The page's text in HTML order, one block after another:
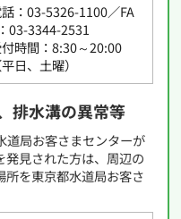
：03-5326-1100／FA
03-3344-2531
時間：8:30～20:00
平日、土曜）
排水溝の異常等
道局お客さまセンターが
見された方は、周辺の
所を東京都水道局お客さ